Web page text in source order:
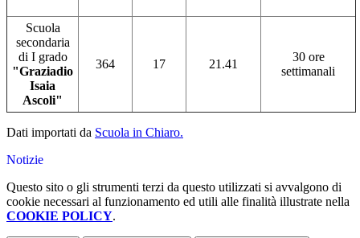
Scuola
secondaria
di I grado
"Graziadio
Isaia
Ascoli"
364 17 21.41
30 ore
settimanali
Dati importati da Scuola in Chiaro.
Notizie
Questo sito o gli strumenti terzi da questo utilizzati si avvalgono di
cookie necessari al funzionamento ed utili alle finalità illustrate nella
COOKIE POLICY.